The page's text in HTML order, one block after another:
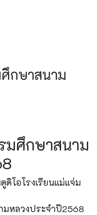
กษาสนาม
มศึกษาสนาม
โอโรงเรียนแม่แจ่ม
หลวงประจำปี2568